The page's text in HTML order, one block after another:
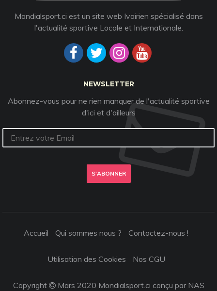
Mondialsport.ci est un site web Ivoirien spécialisé dans
l'actualité sportive Locale et Internationale.
NEWSLETTER
Abonnez-vous pour ne rien manquer de l'actualité sportive
d'ici et d'ailleurs
S'ABONNER
Accueil Qui sommes nous ? Contactez-nous !
Utilisation des Cookies Nos CGU
Copyright Mars 2020 Mondialsport.ci conçu par NAS